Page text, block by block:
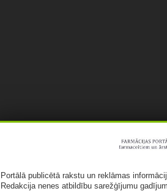
Portālā publicētā rakstu un reklāmas
Redakcija nenes atbildību sarežģījumu